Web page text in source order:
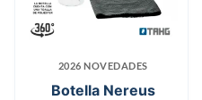
2026 NOVEDADES
Botella Nereus